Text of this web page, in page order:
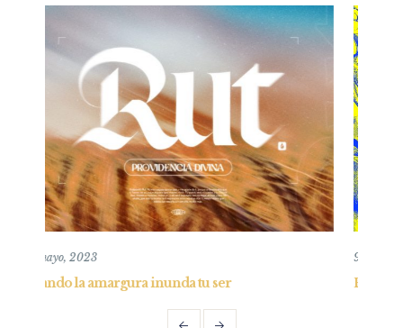
Entendiendo al Corazón